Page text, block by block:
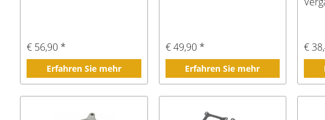
€ 56,90 *
Erfahren Sie mehr
€ 49,90 *
Erfahren Sie mehr
€